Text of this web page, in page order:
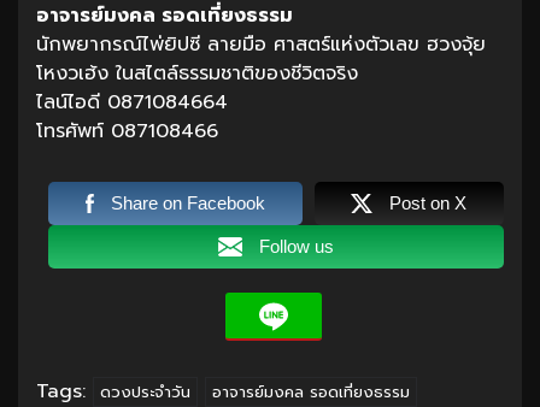
อาจารย์มงคล รอดเที่ยงธรรม
นักพยากรณ์ไพ่ยิปซี ลายมือ ศาสตร์แห่งตัวเลข ฮวงจุ้ย
โหงวเฮ้ง ในสไตล์ธรรมชาติของชีวิตจริง
ไลน์ไอดี 0871084664
โทรศัพท์ 087108466
Share on Facebook Post on X
Follow us
Tags: ดวงประจำวัน อาจารย์มงคล รอดเที่ยงธรรม